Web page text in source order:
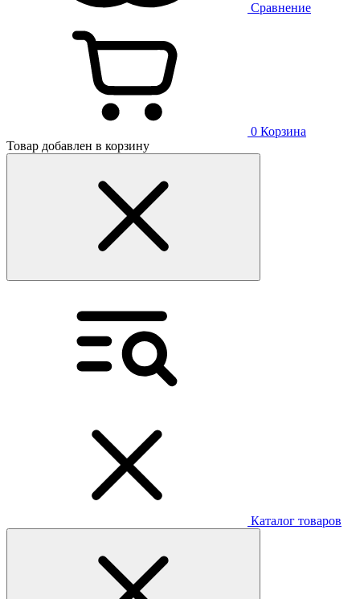
Сравнение
0 Корзина
Товар добавлен в корзину
Каталог товаров